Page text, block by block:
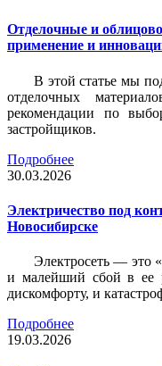
Отделочные и
применение и
В этой статье мы
отделочных
рекомендации по
застройщиков.
Подробнее
30.03.2026
Электричество под
Новосибирске
Электросеть — это
и малейший сбой в ее
дискомфорту, и
Подробнее
19.03.2026